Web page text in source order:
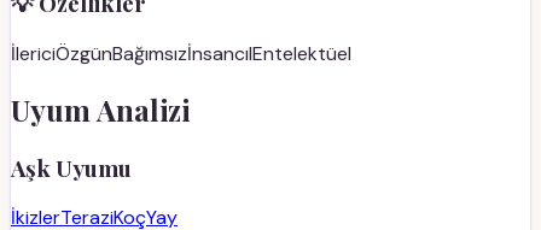
İlericiÖzgünBağımsızİnsancılEntelektüel
Uyum Analizi
Aşk Uyumu
İkizlerTeraziKoçYay